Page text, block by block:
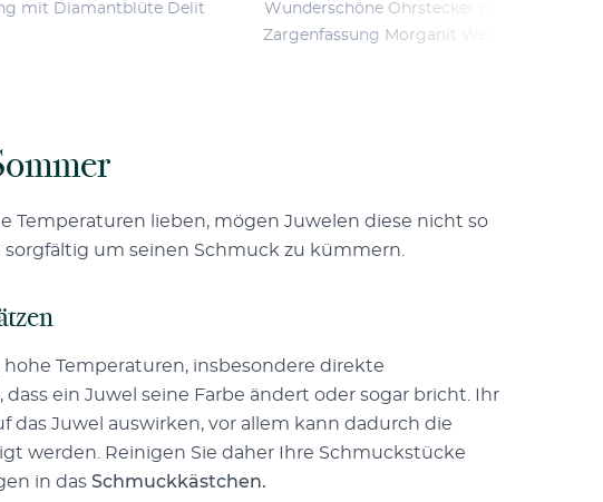
mit Diamantblüte Delit
Wunderschöne Ohrstecker mit
Zargenfassung Morganit Wetty
Temperaturen lieben, mögen Juwelen diese nicht so
sorgfältig um seinen Schmuck zu kümmern.
Temperaturen, insbesondere direkte
ein Juwel seine Farbe ändert oder sogar bricht. Ihr
das Juwel auswirken, vor allem kann dadurch die
werden. Reinigen Sie daher Ihre Schmuckstücke
in das Schmuckkästchen.